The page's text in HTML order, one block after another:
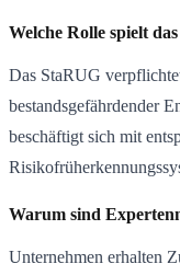
Welche Rolle spielt
Das StaRUG
bestandsgefährdender
beschäftigt sich mit
Warum sind
Unternehmen erhalten